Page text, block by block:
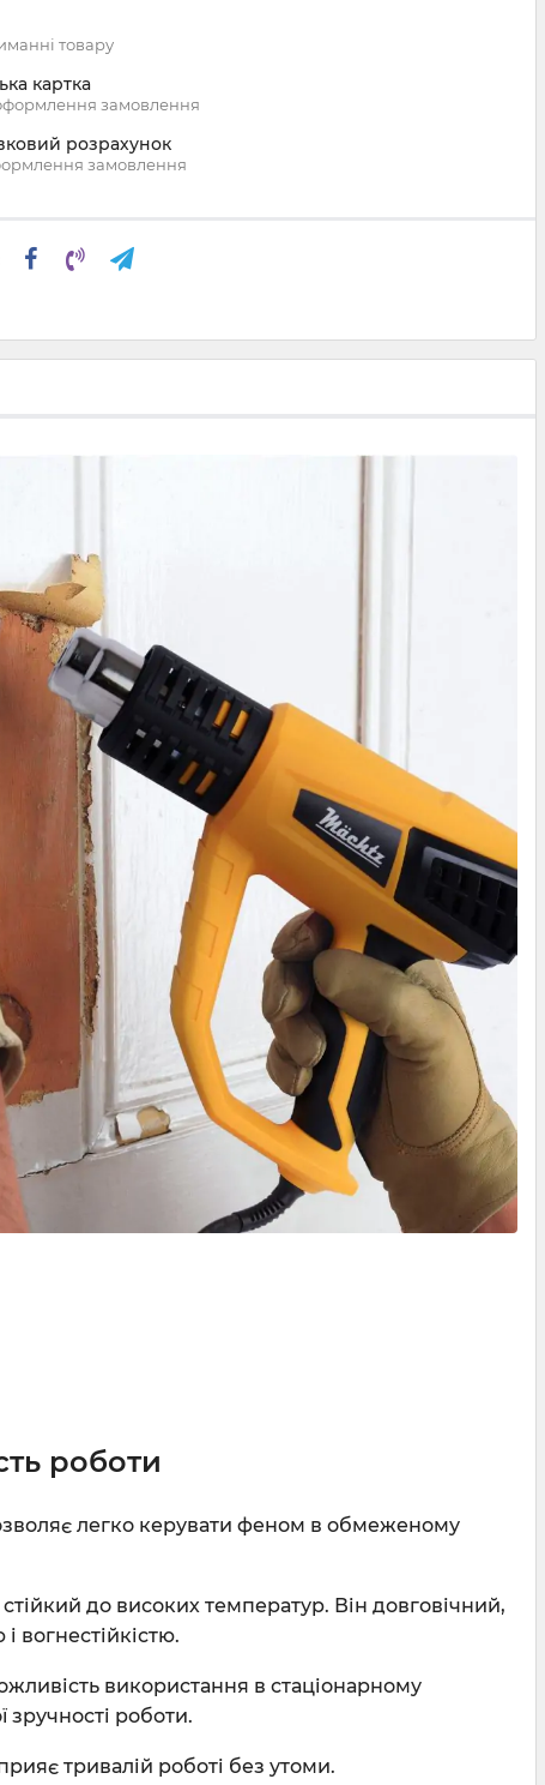
товару
картка
замовлення
розрахунок
замовлення
роботи
легко керувати феном в обмеженому
стійкий до високих температур. Він довговічний,
вогнестійкістю.
використання в стаціонарному
зручності роботи.
тривалій роботі без утоми.